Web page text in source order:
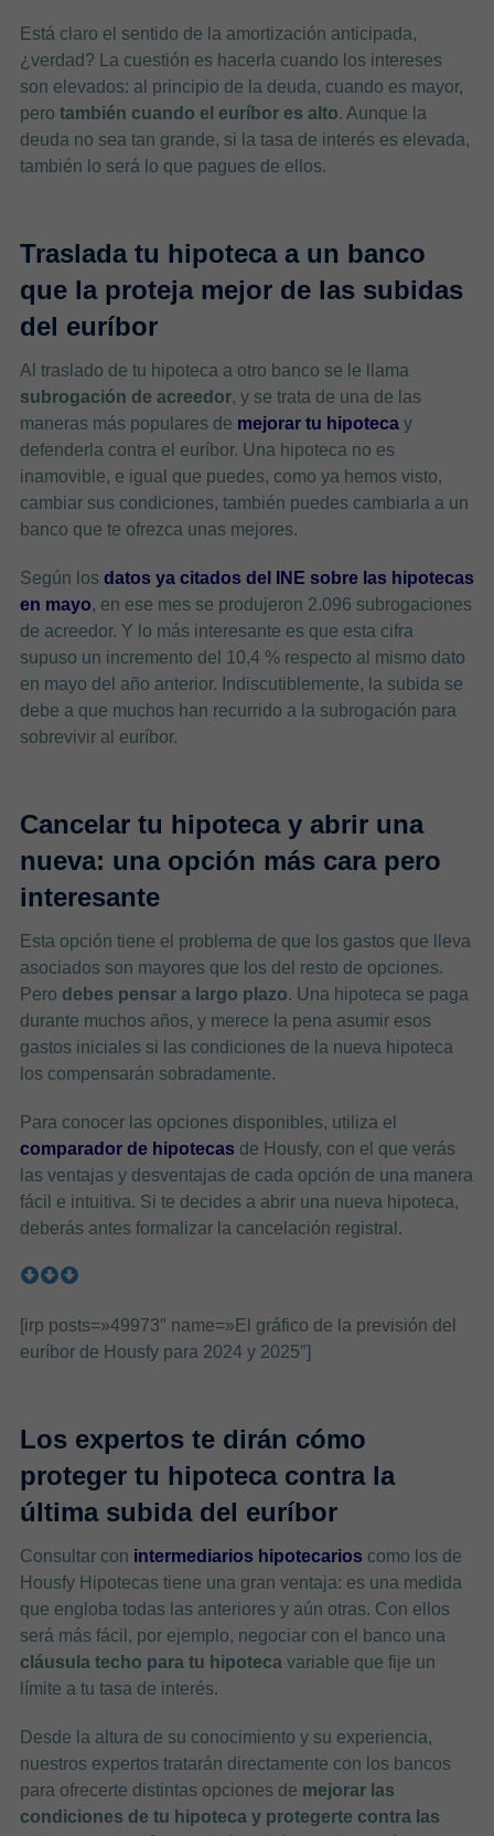
Está claro el sentido de la amortización anticipada,
¿verdad? La cuestión es hacerla cuando los intereses
son elevados: al principio de la deuda, cuando es mayor,
pero también cuando el euríbor es alto. Aunque la
deuda no sea tan grande, si la tasa de interés es elevada,
también lo será lo que pagues de ellos.
Traslada tu hipoteca a un banco
que la proteja mejor de las subidas
del euríbor
Al traslado de tu hipoteca a otro banco se le llama
subrogación de acreedor, y se trata de una de las
maneras más populares de mejorar tu hipoteca y
defenderla contra el euríbor. Una hipoteca no es
inamovible, e igual que puedes, como ya hemos visto,
cambiar sus condiciones, también puedes cambiarla a un
banco que te ofrezca unas mejores.
Según los datos ya citados del INE sobre las hipotecas
en mayo, en ese mes se produjeron 2.096 subrogaciones
de acreedor. Y lo más interesante es que esta cifra
supuso un incremento del 10,4 % respecto al mismo dato
en mayo del año anterior. Indiscutiblemente, la subida se
debe a que muchos han recurrido a la subrogación para
sobrevivir al euríbor.
Cancelar tu hipoteca y abrir una
nueva: una opción más cara pero
interesante
Esta opción tiene el problema de que los gastos que lleva
asociados son mayores que los del resto de opciones.
Pero debes pensar a largo plazo. Una hipoteca se paga
durante muchos años, y merece la pena asumir esos
gastos iniciales si las condiciones de la nueva hipoteca
los compensarán sobradamente.
Para conocer las opciones disponibles, utiliza el
comparador de hipotecas de Housfy, con el que verás
las ventajas y desventajas de cada opción de una manera
fácil e intuitiva. Si te decides a abrir una nueva hipoteca,
deberás antes formalizar la cancelación registral.
[irp posts=»49973″ name=»El gráfico de la previsión del
euríbor de Housfy para 2024 y 2025″]
Los expertos te dirán cómo
proteger tu hipoteca contra la
última subida del euríbor
Consultar con intermediarios hipotecarios como los de
Housfy Hipotecas tiene una gran ventaja: es una medida
que engloba todas las anteriores y aún otras. Con ellos
será más fácil, por ejemplo, negociar con el banco una
cláusula techo para tu hipotecavariable que fije un
límite a tu tasa de interés.
Desde la altura de su conocimiento y su experiencia,
nuestros expertos tratarán directamente con los bancos
para ofrecerte distintas opciones de mejorar las
condiciones de tu hipoteca y protegerte contra las